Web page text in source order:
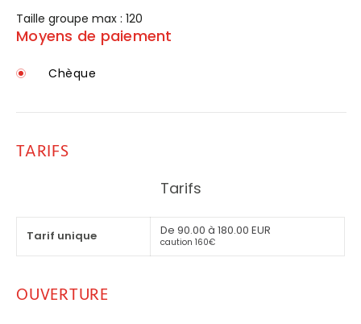
Taille groupe max : 120
Moyens de paiement
Chèque
TARIFS
Tarifs
Tarif unique De 90.00 à 180.00 EUR
caution 160€
OUVERTURE